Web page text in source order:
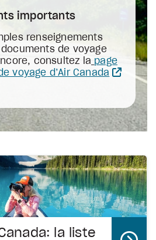
importants
renseignements
de voyage
consultez la page
voyage d’Air Canada
la liste